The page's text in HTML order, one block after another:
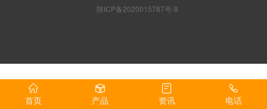
陕ICP备2020015787号-8
首页 产品 资讯 电话